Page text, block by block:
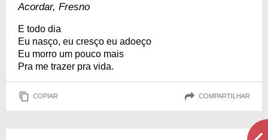
Acordar, Fresno
E todo dia
Eu nasço, eu cresço eu adoeço
Eu morro um pouco mais
Pra me trazer pra vida.
COPIAR COMPARTILHAR